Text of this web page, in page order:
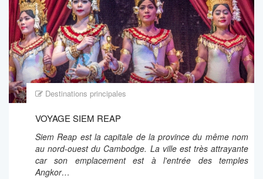
Destinations principales
VOYAGE SIEM REAP
Siem Reap est la capitale de la province du même nom
au nord-ouest du Cambodge. La ville est très attrayante
car son emplacement est à l'entrée des temples
Angkor…